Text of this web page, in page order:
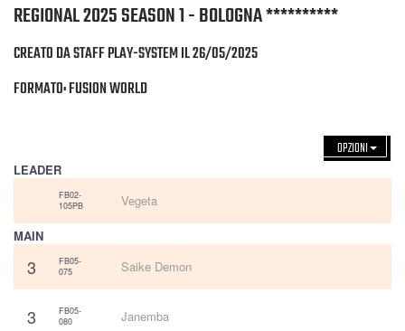
REGIONAL 2025 SEASON 1 - BOLOGNA **********
CREATO DA STAFF PLAY-SYSTEM IL 26/05/2025
FORMATO: FUSION WORLD
OPZIONI
LEADER
FB02-
105PB
Vegeta
MAIN
3
FB05-
075
Saike Demon
3
FB05-
080
Janemba